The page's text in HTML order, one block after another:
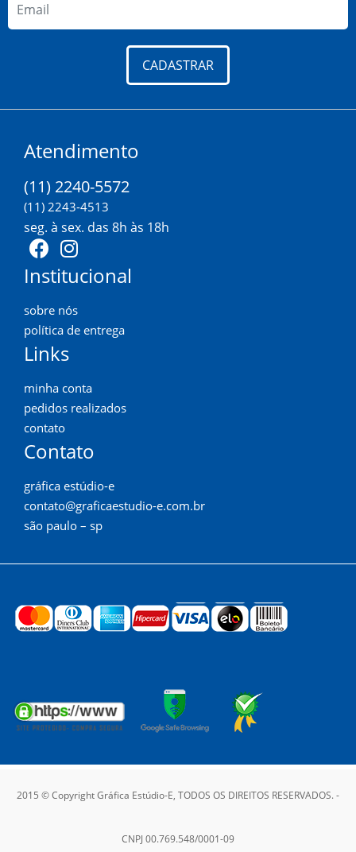
CADASTRAR
Atendimento
(11) 2240-5572
(11) 2243-4513
seg. à sex. das 8h às 18h
Institucional
sobre nós
política de entrega
Links
minha conta
pedidos realizados
contato
Contato
gráfica estúdio-e
contato@graficaestudio-e.com.br
são paulo – sp
2015 © Copyright Gráfica Estúdio-E, TODOS OS DIREITOS RESERVADOS. -
CNPJ 00.769.548/0001-09